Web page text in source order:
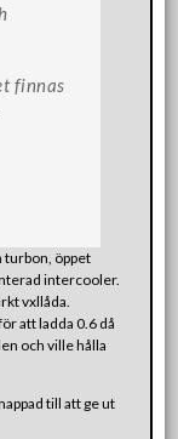
finnas
turbon, öppet
intercooler.
vxllåda.
att ladda 0.6 då
och ville hålla
till att ge ut